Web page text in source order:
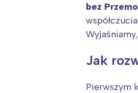
bez
Jak
Pierwszym